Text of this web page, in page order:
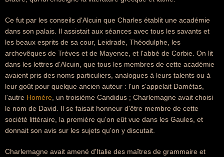
Ce fut par les conseils d'Alcuin que Charles établit une académie
dans son palais. Il assistait aux séances avec tous les savants et
les beaux esprits de sa cour, Leidrade, Théodulphe, les
archevêques de Trèves et de Mayence, et l'abbé de Corbie. On lit
dans les lettres d'Alcuin, que tous les membres de cette académie
avaient pris des noms particuliers, analogues à leurs talents ou à
leur goût pour quelque ancien auteur : l'un s'appelait Damétas,
l'autre Homère , un troisième Candidus ; Charlemagne avait choisi
le nom de David. Il se faisait honneur d'être membre de cette
société littéraire, la première qu'on eût vue dans les Gaules, et
donnait son avis sur les sujets qu'on y discutait.
Charlemagne avait amené d'Italie des maîtres de grammaire et